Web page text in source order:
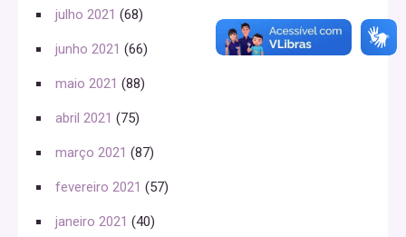
julho 2021 (68)
junho 2021 (66)
maio 2021 (88)
abril 2021 (75)
março 2021 (87)
fevereiro 2021 (57)
janeiro 2021 (40)